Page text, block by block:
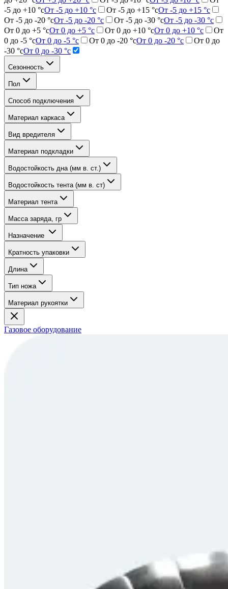
-5 до +10 °cОт -5 до +10 °c От -5 до +15 °cОт -5 до +15 °c
От -5 до -20 °cОт -5 до -20 °c От -5 до -30 °cОт -5 до -30 °c
От 0 до +5 °cОт 0 до +5 °c От 0 до +10 °cОт 0 до +10 °c
От
0 до -5 °cОт 0 до -5 °c От 0 до -20 °cОт 0 до -20 °c
От 0 до
-30 °cОт 0 до -30 °c
Сезонность
Пол
Способ подключения
Материал каркаса
Вид вредителя
Материал подкладки
Водостойкость дна (мм в. ст.)
Водостойкость тента (мм в. ст)
Материал тента
Масса заряда, гр
Назначение
Кратность упаковки
Длина
Тип ножа
Материал рукоятки
Газовое оборудование